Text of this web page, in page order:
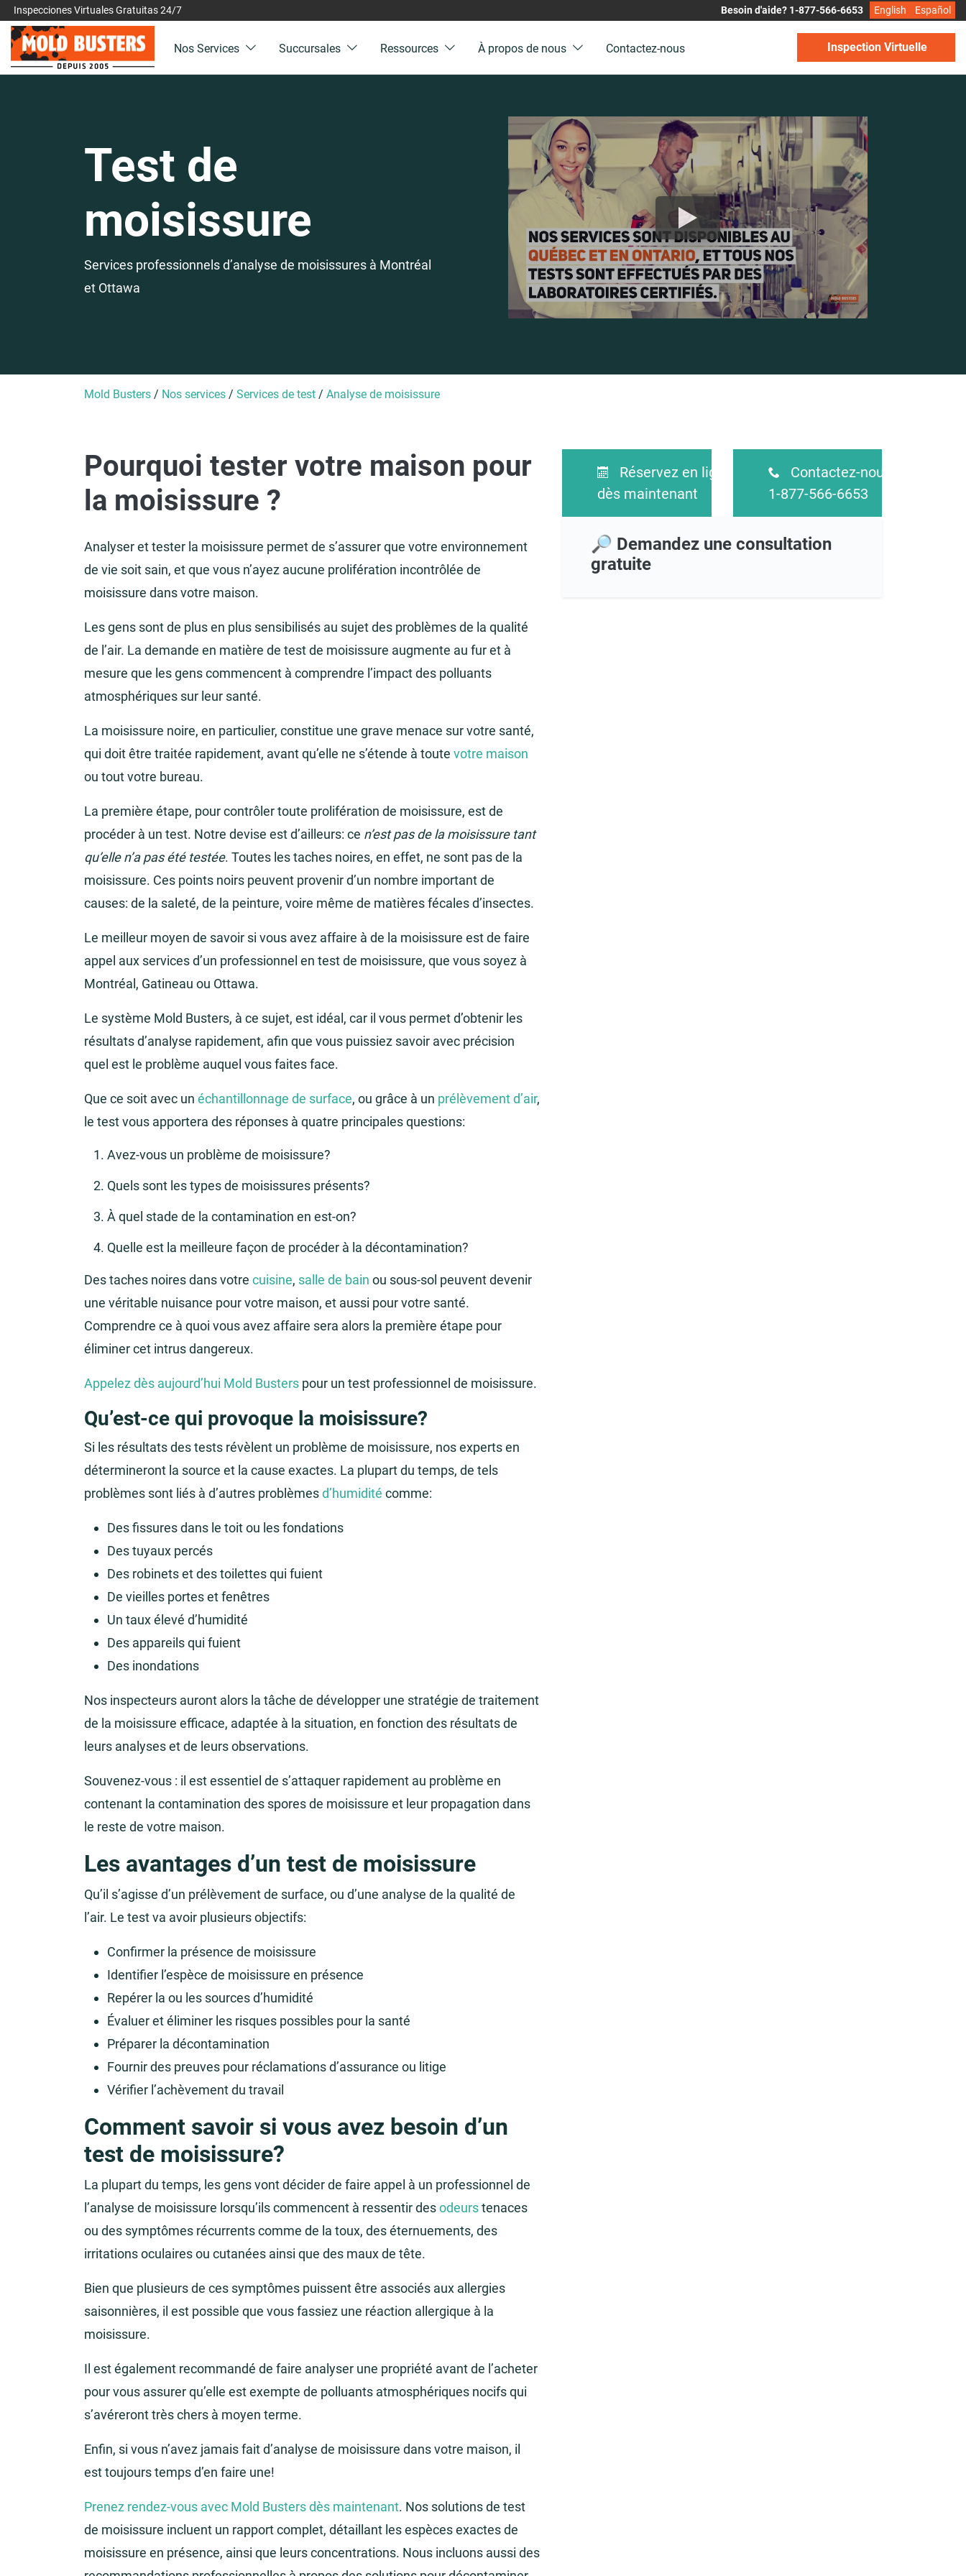
Inspecciones Virtuales Gratuitas 24/7 Besoin d'aide? 1-877-566-6653 English Español
Nos Services Succursales Ressources À propos de nous Contactez-nous Inspection Virtuelle
Test de
moisissure
Services professionnels d’analyse de moisissures à Montréal
et Ottawa
Mold Busters / Nos services / Services de test / Analyse de moisissure
Pourquoi tester votre maison pour
la moisissure ?
Analyser et tester la moisissure permet de s’assurer que votre environnement
de vie soit sain, et que vous n’ayez aucune prolifération incontrôlée de
moisissure dans votre maison.
Les gens sont de plus en plus sensibilisés au sujet des problèmes de la qualité
de l’air. La demande en matière de test de moisissure augmente au fur et à
mesure que les gens commencent à comprendre l’impact des polluants
atmosphériques sur leur santé.
La moisissure noire, en particulier, constitue une grave menace sur votre santé,
qui doit être traitée rapidement, avant qu’elle ne s’étende à toute votre maison
ou tout votre bureau.
La première étape, pour contrôler toute prolifération de moisissure, est de
procéder à un test. Notre devise est d’ailleurs: ce n’est pas de la moisissure tant
qu’elle n’a pas été testée. Toutes les taches noires, en effet, ne sont pas de la
moisissure. Ces points noirs peuvent provenir d’un nombre important de
causes: de la saleté, de la peinture, voire même de matières fécales d’insectes.
Le meilleur moyen de savoir si vous avez affaire à de la moisissure est de faire
appel aux services d’un professionnel en test de moisissure, que vous soyez à
Montréal, Gatineau ou Ottawa.
Le système Mold Busters, à ce sujet, est idéal, car il vous permet d’obtenir les
résultats d’analyse rapidement, afin que vous puissiez savoir avec précision
quel est le problème auquel vous faites face.
Que ce soit avec un échantillonnage de surface, ou grâce à un prélèvement d’air,
le test vous apportera des réponses à quatre principales questions:
Avez-vous un problème de moisissure?
Quels sont les types de moisissures présents?
À quel stade de la contamination en est-on?
Quelle est la meilleure façon de procéder à la décontamination?
Des taches noires dans votre cuisine, salle de bain ou sous-sol peuvent devenir
une véritable nuisance pour votre maison, et aussi pour votre santé.
Comprendre ce à quoi vous avez affaire sera alors la première étape pour
éliminer cet intrus dangereux.
Appelez dès aujourd’hui Mold Busters pour un test professionnel de moisissure.
Qu’est-ce qui provoque la moisissure?
Si les résultats des tests révèlent un problème de moisissure, nos experts en
détermineront la source et la cause exactes. La plupart du temps, de tels
problèmes sont liés à d’autres problèmesd’humidité comme:
Des fissures dans le toit ou les fondations
Des tuyaux percés
Des robinets et des toilettes qui fuient
De vieilles portes et fenêtres
Un taux élevé d’humidité
Des appareils qui fuient
Des inondations
Nos inspecteurs auront alors la tâche de développer une stratégie de traitement
de la moisissure efficace, adaptée à la situation, en fonction des résultats de
leurs analyses et de leurs observations.
Souvenez-vous : il est essentiel de s’attaquer rapidement au problème en
contenant la contamination des spores de moisissure et leur propagation dans
le reste de votre maison.
Les avantages d’un test de moisissure
Qu’il s’agisse d’un prélèvement de surface, ou d’une analyse de la qualité de
l’air. Le test va avoir plusieurs objectifs:
Confirmer la présence de moisissure
Identifier l’espèce de moisissure en présence
Repérer la ou les sources d’humidité
Évaluer et éliminer les risques possibles pour la santé
Préparer la décontamination
Fournir des preuves pour réclamations d’assurance ou litige
Vérifier l’achèvement du travail
Comment savoir si vous avez besoin d’un
test de moisissure?
La plupart du temps, les gens vont décider de faire appel à un professionnel de
l’analyse de moisissure lorsqu’ils commencent à ressentir desodeurstenaces
ou des symptômes récurrents comme de la toux, des éternuements, des
irritations oculaires ou cutanées ainsi que des maux de tête.
Bien que plusieurs de ces symptômes puissent être associés aux allergies
saisonnières, il est possible que vous fassiez une réaction allergique à la
moisissure.
Il est également recommandé de faire analyser une propriété avant de l’acheter
pour vous assurer qu’elle est exempte de polluants atmosphériques nocifs qui
s’avéreront très chers à moyen terme.
Enfin, si vous n’avez jamais fait d’analyse de moisissure dans votre maison, il
est toujours temps d’en faire une!
Prenez rendez-vous avec Mold Busters dès maintenant. Nos solutions de test
de moisissure incluent un rapport complet, détaillant les espèces exactes de
moisissure en présence, ainsi que leurs concentrations. Nous incluons aussi des
Réservez en ligne
dès maintenant
Contactez-nous
1-877-566-6653
🔎 Demandez une consultation
gratuite